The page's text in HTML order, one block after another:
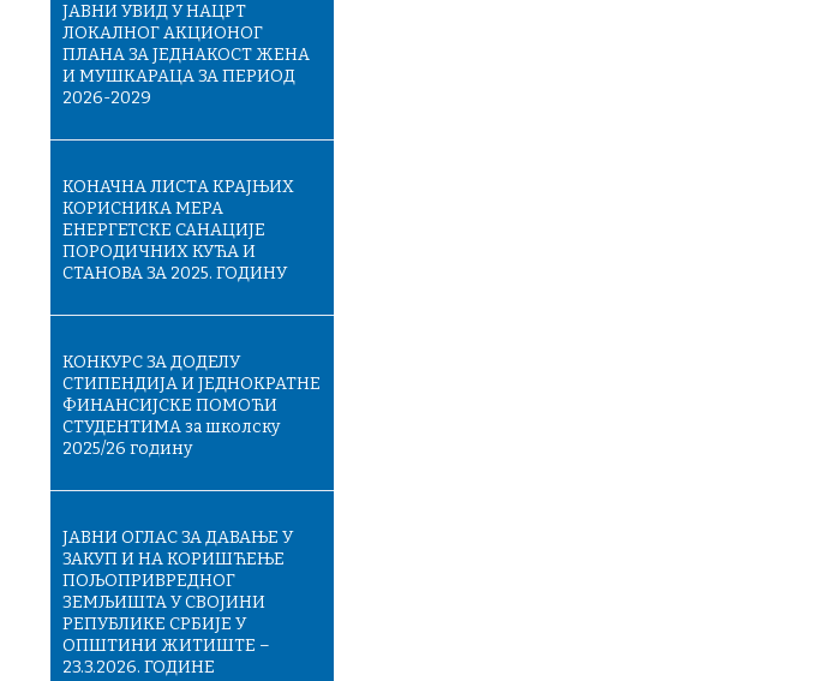
ЈАВНИ УВИД У НАЦРТ
ЛОКАЛНОГ АКЦИОНОГ
ПЛАНА ЗА ЈЕДНАКОСТ ЖЕНА
И МУШКАРАЦА ЗА ПЕРИОД
2026-2029
КОНАЧНA ЛИСТA КРАЈЊИХ
КОРИСНИКА МЕРА
ЕНЕРГЕТСКЕ САНАЦИЈЕ
ПОРОДИЧНИХ КУЋА И
СТАНОВА ЗА 2025. ГОДИНУ
КОНКУРС ЗА ДОДЕЛУ
СТИПЕНДИЈА И ЈЕДНОКРАТНЕ
ФИНАНСИЈСКЕ ПОМОЋИ
СТУДЕНТИМА за школску
2025/26 годину
ЈАВНИ ОГЛАС ЗА ДАВАЊЕ У
ЗАКУП И НА КОРИШЋЕЊЕ
ПОЉОПРИВРЕДНОГ
ЗЕМЉИШТА У СВОЈИНИ
РЕПУБЛИКЕ СРБИЈЕ У
ОПШТИНИ ЖИТИШТЕ –
23.3.2026. ГОДИНЕ